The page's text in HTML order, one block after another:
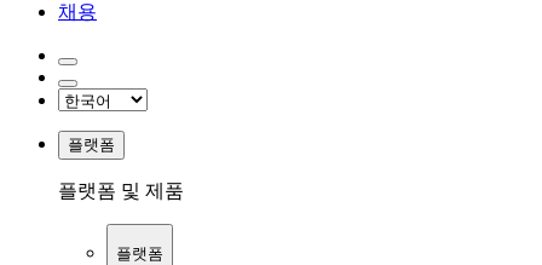
채용
플랫폼
플랫폼 및 제품
플랫폼